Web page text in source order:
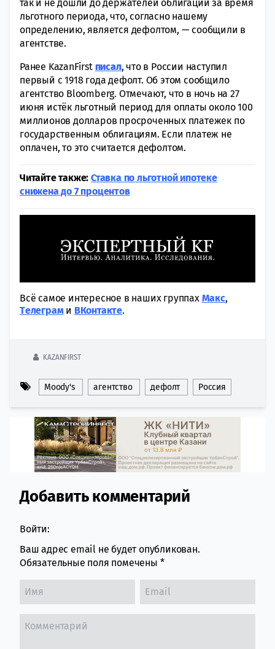
так и не дошли до держателей облигаций за время
льготного периода, что, согласно нашему
определению, является дефолтом, — сообщили в
агентстве.
Ранее KazanFirst писал, что в России наступил
первый с 1918 года дефолт. Об этом сообщило
агентство Bloomberg. Отмечают, что в ночь на 27
июня истёк льготный период для оплаты около 100
миллионов долларов просроченных платежек по
государственным облигациям. Если платеж не
оплачен, то это считается дефолтом.
Читайте также:Ставка по льготной ипотеке
снижена до 7 процентов
Всё самое интересное в наших группах Макс,
Tелеграми ВКонтакте.
KAZANFIRST
Moody's агентство дефолт Россия
Comment section
Добавить комментарий
Войти:
Ваш адрес email не будет опубликован.
Обязательные поля помечены *